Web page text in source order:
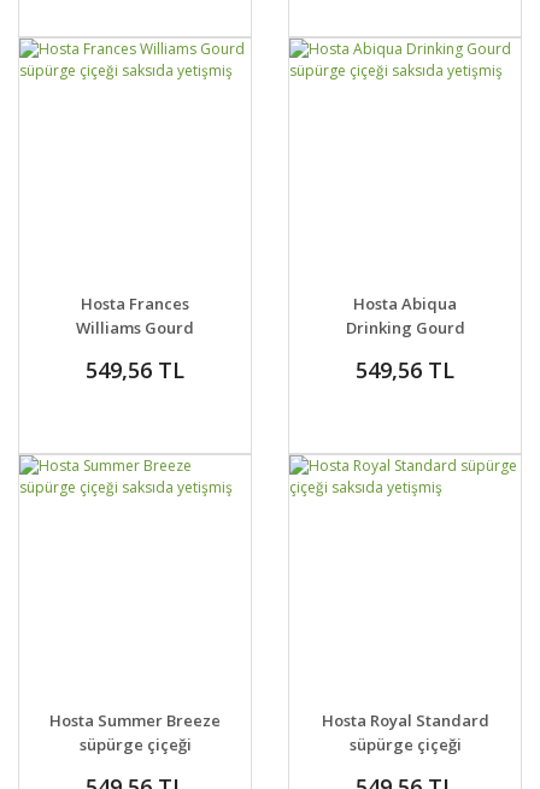
DETAYLAR
VER
Hosta Frances
Williams Gourd
saksıda yetişmiş
549,56 TL
DETAYLAR
VER
Hosta Abiqua
Drinking Gourd
saksıda yetişmiş
549,56 TL
DETAYLAR
VER
Hosta Summer Breeze
süpürge çiçeği
DETAYLAR
VER
Hosta Royal Standard
süpürge çiçeği